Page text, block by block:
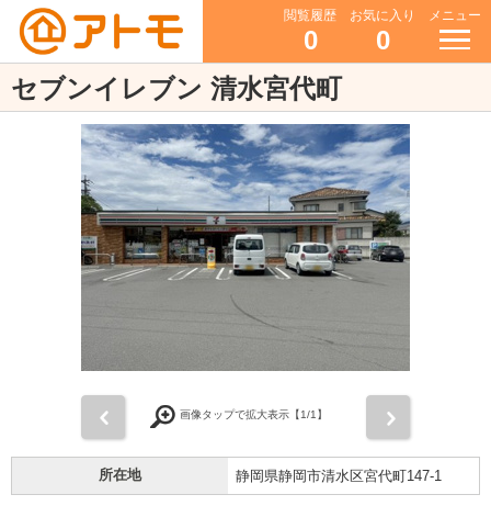
閲覧履歴
0
お気に入り
0
メニュー
セブンイレブン 清水宮代町
画像タップで拡大表示【1/1】
所在地 静岡県静岡市清水区宮代町147-1